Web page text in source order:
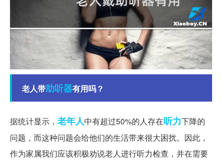
老人带助听器有用吗？
据统计显示， 老年人中有超过50%的人存在听力下降的
问题，而这种问题会给他们的生活带来很大困扰。因此，
作为家属我们应该积极劝说老人进行听力检查，并在需要